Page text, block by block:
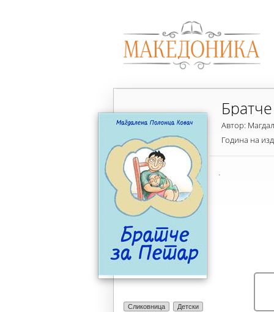
Сликовница Детски
Автор:
Година на
.